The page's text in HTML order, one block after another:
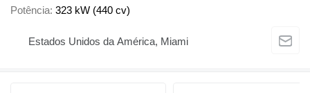
Potência 323 kW (440 cv)
Estados Unidos da América, Miami